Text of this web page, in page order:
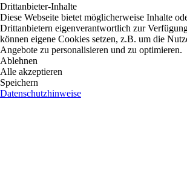
Drittanbieter-Inhalte
Diese Webseite bietet möglicherweise Inhalte
Drittanbietern eigenverantwortlich zur
können eigene Cookies setzen, z.B. um die
Angebote zu personalisieren und zu optimieren.
Ablehnen
Alle akzeptieren
Speichern
Datenschutzhinweise